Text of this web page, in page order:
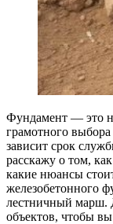
Фундамент — это
грамотного
зависит срок
расскажу о том,
какие нюансы
железобетонного
лестничный марш.
объектов, чтобы